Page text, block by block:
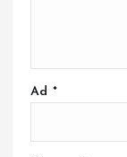
Ad *